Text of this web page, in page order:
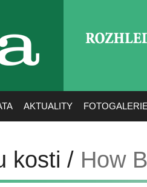
AKTUALITY
kosti / How